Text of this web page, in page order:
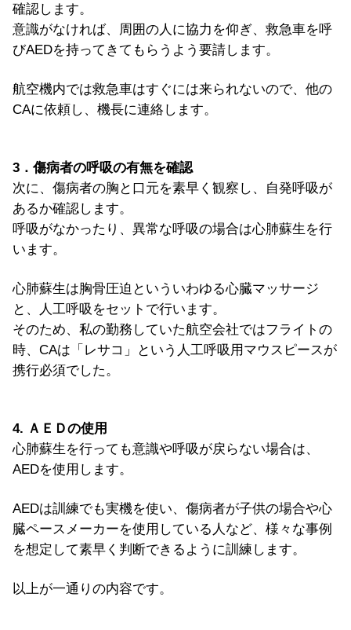
確認します。
意識がなければ、周囲の人に協力を仰ぎ、救急車を呼
びAEDを持ってきてもらうよう要請します。
航空機内では救急車はすぐには来られないので、他の
CAに依頼し、機長に連絡します。
3．傷病者の呼吸の有無を確認
次に、傷病者の胸と口元を素早く観察し、自発呼吸が
あるか確認します。
呼吸がなかったり、異常な呼吸の場合は心肺蘇生を行
います。
心肺蘇生は胸骨圧迫といういわゆる心臓マッサージ
と、人工呼吸をセットで行います。
そのため、私の勤務していた航空会社ではフライトの
時、CAは「レサコ」という人工呼吸用マウスピースが
携行必須でした。
4. ＡＥＤの使用
心肺蘇生を行っても意識や呼吸が戻らない場合は、
AEDを使用します。
AEDは訓練でも実機を使い、傷病者が子供の場合や心
臓ペースメーカーを使用している人など、様々な事例
を想定して素早く判断できるように訓練します。
以上が一通りの内容です。